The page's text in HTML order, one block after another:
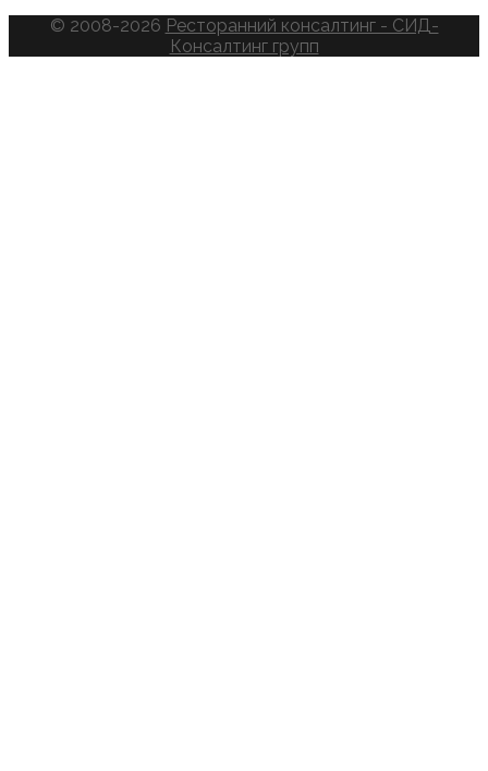
© 2008-2026 Ресторанний консалтинг - СИД-
Консалтинг групп